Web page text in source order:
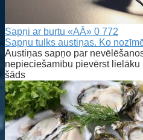
Sapņi ar burtu «AĀ» 0 772
Sapņu tulks austiņas. Ko
Austiņas sapņo par
nepieciešamību pievērst
šāds